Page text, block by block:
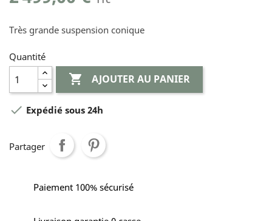
Très grande suspension conique
Quantité
 AJOUTER AU PANIER
 Expédié sous 24h
Partager
Paiement 100% sécurisé